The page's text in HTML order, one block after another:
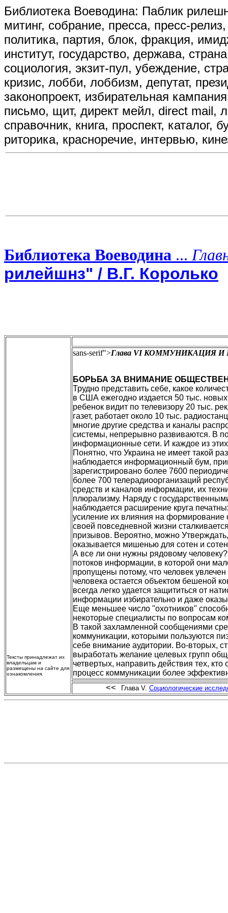
Библиотека Воеводина: Паблик
митинг, собрание, пресса, пресс-
политика, партия, блок, фракция,
институт, государство, держава,
социология, экзит-пул, убеждение,
кризис, лобби, лоббизм, депутат,
законопроект, избирательная
письмо, щит, директ мейл, direct mail,
справочник, книга, проспект, каталог,
риторика, красноречие, интервью,
Библиотека Воеводина ...
рилейшнз" / В.Г. Королько
Тексты принадлежат их
владельцам и
размещены на сайте для
ознакомления.
sans-serif">Глава VI КОММУНИКАЦИЯ
БОРЬБА ЗА ВНИМАНИЕ
Трудно представить себе, какое
в США ежегодно издается 50 тыс.
ребенок видит по телевизору 20 тыс.
газет, работает около 10 тыс.
многие другие средства и каналы
системы, непрерывно развиваются. В
информационные сети. И каждое из
Понятно, что Украина не имеет такой
наблюдается информационный бум,
зарегистрировано более 7600
более 700 телерадиоорганизаций
средств и каналов информации, их
плюрализму. Наряду с
наблюдается расширение круга
усиление их влияния на формирование
своей повседневной жизни
призывов. Вероятно, можно
оказывается мишенью для сотен и
А все ли они нужны рядовому
потоков информации, в которой они
пропущены потому, что человек
человека остается объектом бешеной
всегда легко удается защититься от
информации избирательно и даже
Еще меньшее число "охотников"
некоторые специалисты по вопросам
В такой захламленной сообщениями
коммуникации, которыми пользуются
себе внимание аудитории. Во-вторых,
выработать желание целевых групп
четвертых, направить действия тех,
процесс коммуникации более
<< Глава V. Социологические